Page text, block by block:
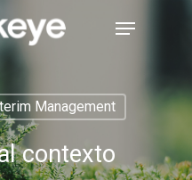
Menu
Management
contexto